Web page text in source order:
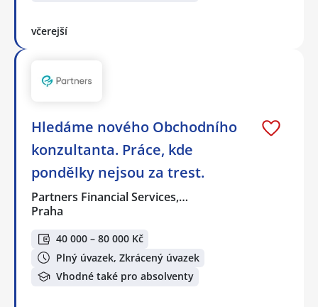
včerejší
Hledáme nového Obchodního
konzultanta. Práce, kde
pondělky nejsou za trest.
Partners Financial Services,…
Praha
40 000 – 80 000 Kč
Plný úvazek, Zkrácený úvazek
Vhodné také pro absolventy